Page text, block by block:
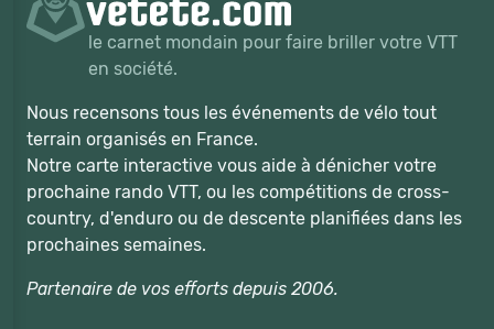
le carnet mondain pour faire briller votre VTT
en société.
Nous recensons tous les événements de vélo tout
terrain organisés en France.
Notre carte interactive vous aide à dénicher votre
prochaine rando VTT, ou les compétitions de cross-
country, d'enduro ou de descente planifiées dans les
prochaines semaines.
Partenaire de vos efforts depuis 2006.